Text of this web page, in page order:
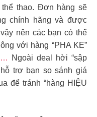
thao. Đơn hàng sẽ
chính hãng và được
nên các bạn có thể
với hàng “PHA KE”
Ngoài deal hời “sập
trợ bạn so sánh giá
để tránh “hàng HIỆU